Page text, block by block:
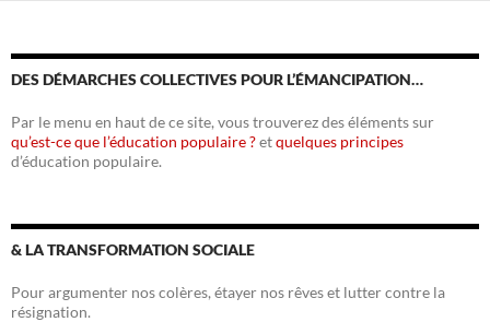
DES DÉMARCHES COLLECTIVES POUR L’ÉMANCIPATION…
Par le menu en haut de ce site, vous trouverez des éléments sur
qu’est-ce que l’éducation populaire ?etquelques principes
d’éducation populaire.
& LA TRANSFORMATION SOCIALE
Pour argumenter nos colères, étayer nos rêves et lutter contre la
résignation.